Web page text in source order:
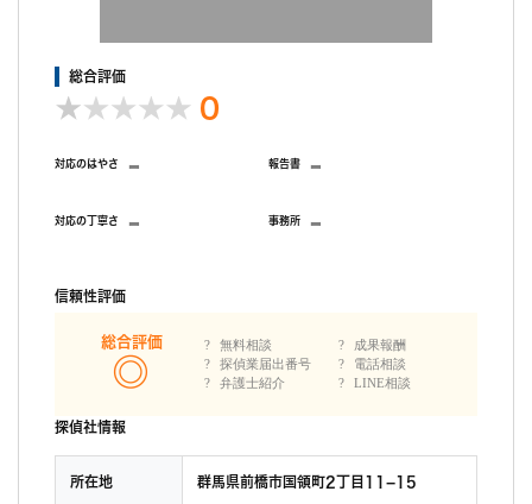
総合評価
0
対応のはやさ - 報告書 -
対応の丁寧さ - 事務所 -
信頼性評価
総合評価
無料相談
探偵業届出番号
弁護士紹介
成果報酬
電話相談
LINE相談
探偵社情報
所在地 群馬県前橋市国領町2丁目11−15